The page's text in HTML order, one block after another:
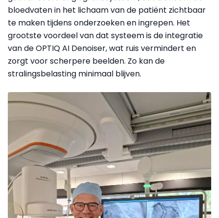
bloedvaten in het lichaam van de patiënt zichtbaar
te maken tijdens onderzoeken en ingrepen. Het
grootste voordeel van dat systeem is de integratie
van de OPTIQ AI Denoiser, wat ruis vermindert en
zorgt voor scherpere beelden. Zo kan de
stralingsbelasting minimaal blijven.